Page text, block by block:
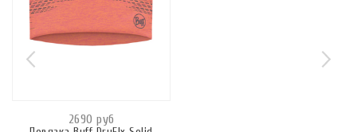
2690 руб